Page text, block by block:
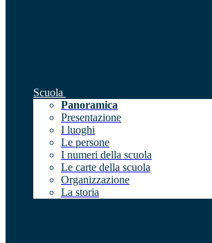
Scuola
Panoramica
Presentazione
I luoghi
Le persone
I numeri della scuola
Le carte della scuola
Organizzazione
La storia